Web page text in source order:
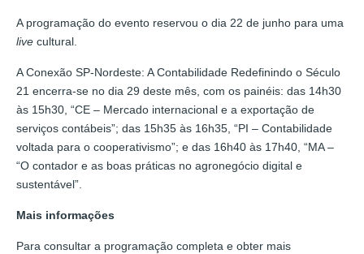
A programação do evento reservou o dia 22 de junho para uma
live cultural.
A Conexão SP-Nordeste: A Contabilidade Redefinindo o Século
21 encerra-se no dia 29 deste mês, com os painéis: das 14h30
às 15h30, “CE – Mercado internacional e a exportação de
serviços contábeis”; das 15h35 às 16h35, “PI – Contabilidade
voltada para o cooperativismo”; e das 16h40 às 17h40, “MA –
“O contador e as boas práticas no agronegócio digital e
sustentável”.
Mais informações
Para consultar a programação completa e obter mais